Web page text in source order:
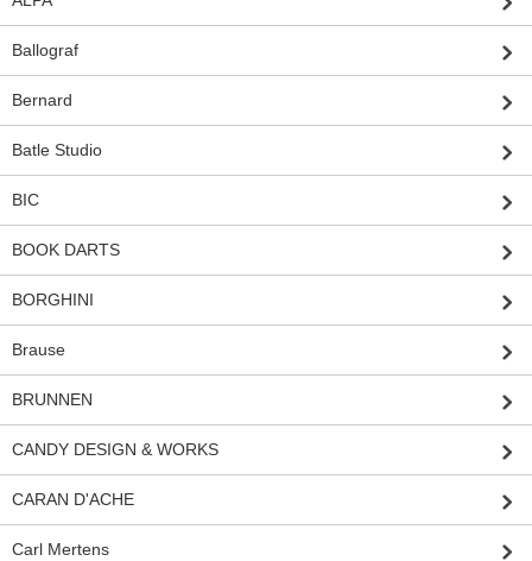
Ballograf
Bernard
Batle Studio
BIC
BOOK DARTS
BORGHINI
Brause
BRUNNEN
CANDY DESIGN & WORKS
CARAN D'ACHE
Carl Mertens